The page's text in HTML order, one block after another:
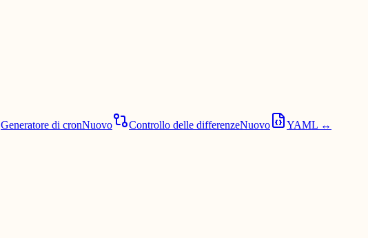
Generatore di cronNuovo Controllo delle differenzeNuovo
YAML ↔